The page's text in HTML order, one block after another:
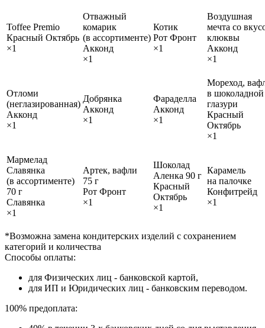
Toffee Premio
Красный Октябрь
×1
Отважный
комарик
(в ассортименте)
Акконд
×1
Котик
Рот Фронт
×1
Воздушная
мечта со
клюквы
Акконд
×1
Отломи
(неглазированная)
Акконд
×1
Добрянка
Акконд
×1
Фараделла
Акконд
×1
Мореход,
в шоколадной
глазури
Красный
Октябрь
×1
Мармелад
Славянка
(в ассортименте)
70 г
Славянка
×1
Артек, вафли
75 г
Рот Фронт
×1
Шоколад
Аленка 90 г
Красный
Октябрь
×1
Карамель
на палочке
Конфитрейд
×1
*Возможна замена кондитерских изделий с сохранением
категорий и количества
Способы оплаты:
для Физических лиц - банковской картой,
для ИП и Юридических лиц - банковским переводом.
100% предоплата: